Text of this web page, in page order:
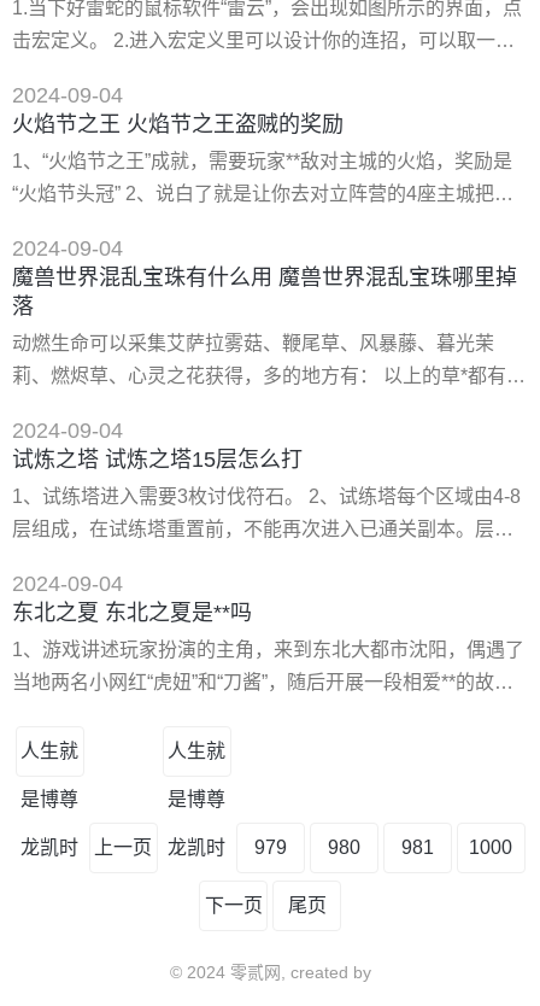
询资深玩家，以获取更多信息。 1、王者荣耀夫子的试炼答
题中有很多题目都难到时了小伙伴，其中有一题题目是
1.当下好雷蛇的鼠标软件“雷云”，会出现如图所示的界面，点
击宏定义。 2.进入宏定义里可以设计你的连招，可以取一个
就有可能无法将招连接，导致失败。其实这延迟也是非常的
小，不用担心。 3.设置好了，就可以点击录制按钮，开始经
行连招，比如盲僧的摸眼，你按3，再按w就会设好如图所
示。关闭录制。然后返回鼠标界面。 4.再鼠标界面里
2024-09-04
火焰节之王 火焰节之王盗贼的奖励
1、“火焰节之王”成就，需要玩家**敌对主城的火焰，奖励是
“火焰节头冠” 2、说白了就是让你去对立阵营的4座主城把他
能飞所以要跑大量的地图 骑马冲进对立阵营的主城） 4、现
在一般般，直接空降下去控场后拿火，*多死了拖尸体或者直
正式开启，在该活动中有很多的成就任务，包括灭火成就
2024-09-04
魔兽世界混乱宝珠有什么用 魔兽世界混乱宝珠哪里掉
落
动燃生命可以采集艾萨拉雾菇、鞭尾草、风暴藤、暮光茉
莉、燃烬草、心灵之花获得，多的地方有： 以上的草*都有概
(10)，动燃空气(3)，动燃之土(3)，动燃火焰(3)，动燃生命
(3)，动燃之水(3)，轻羊皮纸。 施法材料：真金(8)，动燃生
命(40)，混乱宝珠(4)，毁灭精华(8)。 施法材料：动燃生命
(50)，燃烬草(8)，艾萨拉雾菇(20)
2024-09-04
试炼之塔 试炼之塔15层怎么打
1、试练塔进入需要3枚讨伐符石。 2、试练塔每个区域由4-8
层组成，在试练塔重置前，不能再次进入已通关副本。层数
通关层数越高且通关时间越短，试炼塔排名就会越高。 4、
试练塔的入场**可和赛季排名会在每周日零点重置。赛季结束
后，会更具排名发放奖励。 1、30层,我44级全部杀过去了,*
后一层是烈火猴,才29级,或是30级,刷完之后
2024-09-04
东北之夏 东北之夏是**吗
1、游戏讲述玩家扮演的主角，来到东北大都市沈阳，偶遇了
当地两名小网红“虎妞”和“刀酱”，随后开展一段相爱**的故
的梗出现，很接地气。游戏的文案尤其出彩，可见制作组的
仅一天，收获高达98%的好评率，而且主动评价的玩家接近
4000人。对于一款发行之前，制作组
人生就
是博尊
龙凯时 上一页
人生就
是博尊
龙凯时 979 980 981 1000
下一页 尾页
© 2024 零贰网, created by